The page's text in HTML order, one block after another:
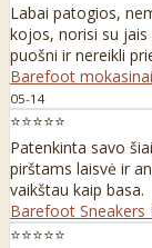
Labai patogios,
kojos, norisi su jais
puošni ir nereikli
Barefoot
05-14
⭐⭐⭐⭐⭐
Patenkinta savo
pirštams laisvė ir
vaikštau kaip basa.
Barefoot Sneakers
⭐⭐⭐⭐⭐